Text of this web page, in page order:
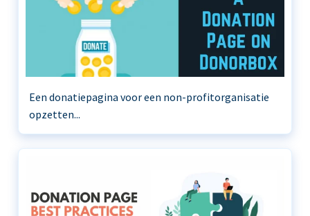
Een donatiepagina voor een non-profitorganisatie
opzetten...